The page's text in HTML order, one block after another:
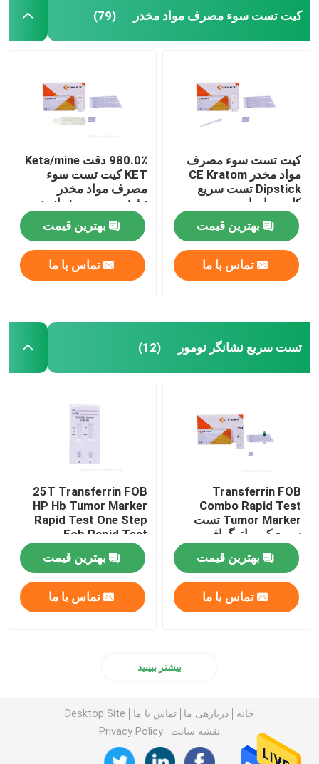
کیت تست سوء مصرف مواد مخدر (79)
کیت تست سوء مصرف
مواد مخدر CE Kratom
Dipstick تست سریع
کاست ادرار
بهترین قیمت
تماس با ما
980.0٪ دقت Keta/mine
KET کیت تست سوء
مصرف مواد مخدر
تشخیص سریع خواندن
بهترین قیمت
تماس با ما
تست سریع نشانگر تومور (12)
Transferrin FOB
Combo Rapid Test
Tumor Marker تست
سریع کروماتوگرافی
ایمونواسی
بهترین قیمت
تماس با ما
25T Transferrin FOB
HP Hb Tumor Marker
Rapid Test One Step
Fob Rapid Test
Cassette
بهترین قیمت
تماس با ما
بیشتر ببینید
خانه دربارهی ما تماس با ما
Desktop Site
نقشه سایت
Privacy Policy